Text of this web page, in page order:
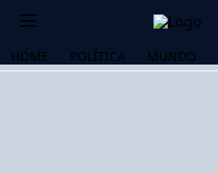
HOME POLÍTICA MUNDO